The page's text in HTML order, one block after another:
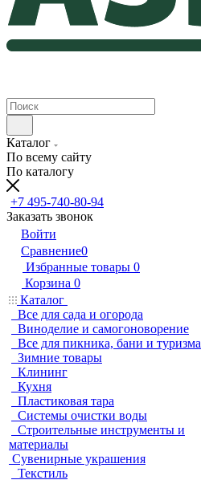
Каталог
По всему сайту
По каталогу
+7 495-740-80-94
Заказать звонок
Войти
Сравнение0
Избранные товары 0
Корзина 0
Каталог
Все для сада и огорода
Виноделие и самогоноворение
Все для пикника, бани и туризма
Зимние товары
Клининг
Кухня
Пластиковая тара
Системы очистки воды
Строительные инструменты и
материалы
Сувенирные украшения
Текстиль